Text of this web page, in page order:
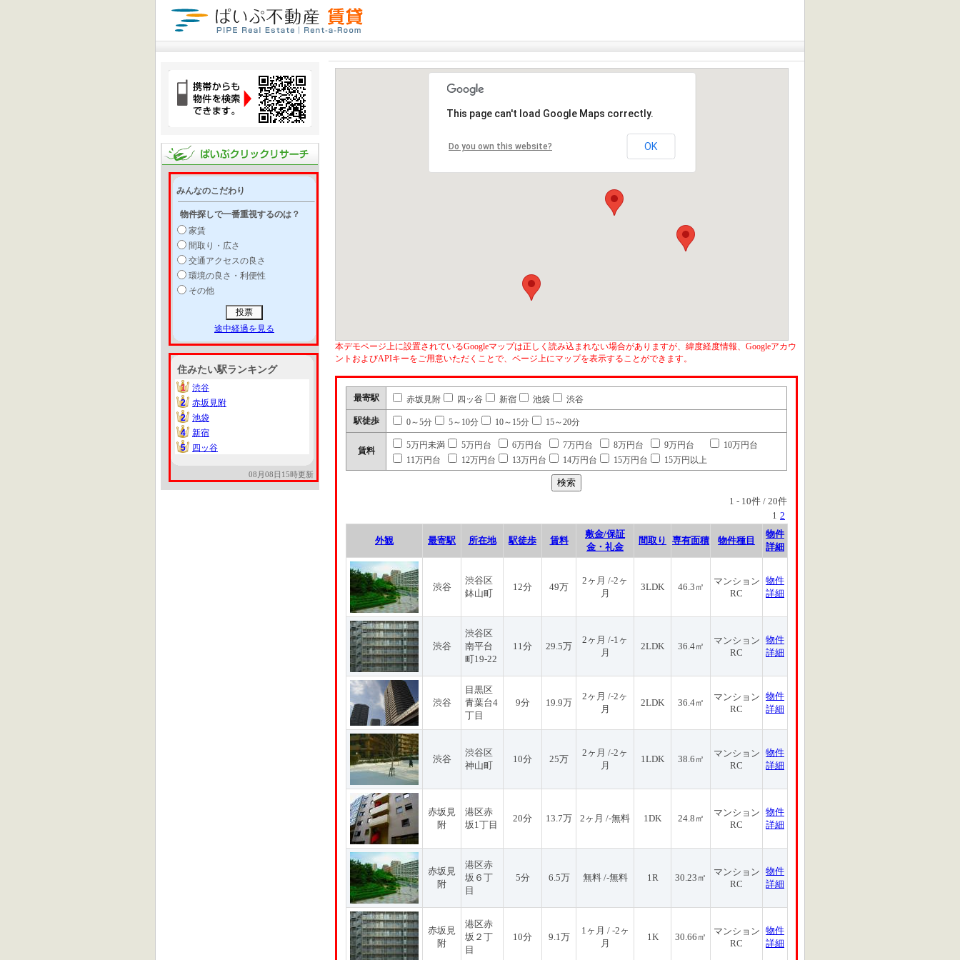
みんなのこだわり
物件探しで一番重視するのは？
家賃
間取り・広さ
交通アクセスの良さ
環境の良さ・利便性
その他
途中経過を見る
住みたい駅ランキング
1
1
渋谷
2
2
赤坂見附
2
2
池袋
4
4
新宿
5
5 四ッ谷
08月08日15時更新
This page can't load Google Maps correctly.
Do you own this website? OK
本デモページ上に設置されているGoogleマップは正しく読み込まれない場合がありますが、緯度経度情報、Googleアカウ
ントおよびAPIキーをご用意いただくことで、ページ上にマップを表示することができます。
最寄駅 赤坂見附 四ッ谷 新宿 池袋 渋谷
駅徒歩 0～5分 5～10分 10～15分 15～20分
賃料
5万円未満 5万円台 6万円台 7万円台 8万円台 9万円台
10万円台
11万円台
12万円台 13万円台 14万円台 15万円台 15万円以上
1 - 10件 / 20件
1 2
外観 最寄駅 所在地 駅徒歩 賃料
敷金/保証
金・礼金
間取り 専有面積 物件種目
物件
詳細
渋谷
渋谷区
鉢山町
12分 49万
2ヶ月 /-2ヶ
月
3LDK 46.3㎡
マンション
RC
物件
詳細
渋谷
渋谷区
南平台
町19-22
11分 29.5万
2ヶ月 /-1ヶ
月
2LDK 36.4㎡
マンション
RC
物件
詳細
渋谷
目黒区
青葉台4
丁目
9分 19.9万
2ヶ月 /-2ヶ
月
2LDK 36.4㎡
マンション
RC
物件
詳細
渋谷
渋谷区
神山町
10分 25万
2ヶ月 /-2ヶ
月
1LDK 38.6㎡
マンション
RC
物件
詳細
赤坂見
附
港区赤
坂1丁目
20分 13.7万 2ヶ月 /-無料 1DK 24.8㎡
マンション
RC
物件
詳細
赤坂見
附
港区赤
坂６丁
目
5分 6.5万 無料 /-無料 1R 30.23㎡
マンション
RC
物件
詳細
赤坂見
附
港区赤
坂２丁
目
10分 9.1万
1ヶ月 / -2ヶ
月
1K 30.66㎡
マンション
RC
物件
詳細